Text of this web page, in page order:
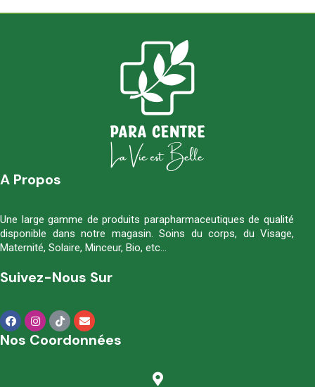
A Propos
Une large gamme de produits parapharmaceutiques de qualité
disponible dans notre magasin. Soins du corps, du Visage,
Maternité, Solaire, Minceur, Bio, etc…
Suivez-Nous Sur
Nos Coordonnées